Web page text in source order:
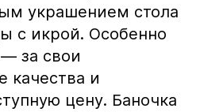
украшением стола
с икрой. Особенно
за свои
качества и
цену. Баночка